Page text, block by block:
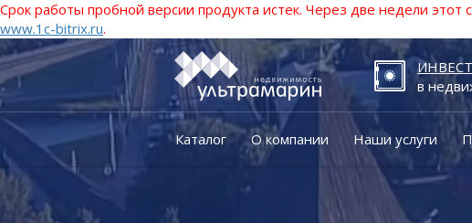
Срок работы пробной версии продукта истек. Через две недели
www.1c-bitrix.ru.
в
Каталог О компании Наши услуги